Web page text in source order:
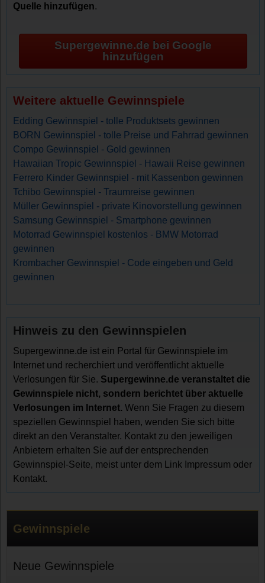
Quelle hinzufügen.
Supergewinne.de bei Google
hinzufügen
Weitere aktuelle Gewinnspiele
Edding Gewinnspiel - tolle Produktsets gewinnen
BORN Gewinnspiel - tolle Preise und Fahrrad gewinnen
Compo Gewinnspiel - Gold gewinnen
Hawaiian Tropic Gewinnspiel - Hawaii Reise gewinnen
Ferrero Kinder Gewinnspiel - mit Kassenbon gewinnen
Tchibo Gewinnspiel - Traumreise gewinnen
Müller Gewinnspiel - private Kinovorstellung gewinnen
Samsung Gewinnspiel - Smartphone gewinnen
Motorrad Gewinnspiel kostenlos - BMW Motorrad
gewinnen
Krombacher Gewinnspiel - Code eingeben und Geld
gewinnen
Hinweis zu den Gewinnspielen
Supergewinne.de ist ein Portal für Gewinnspiele im
Internet und recherchiert und veröffentlicht aktuelle
Verlosungen für Sie. Supergewinne.de veranstaltet die
Gewinnspiele nicht, sondern berichtet über aktuelle
Verlosungen im Internet. Wenn Sie Fragen zu diesem
speziellen Gewinnspiel haben, wenden Sie sich bitte
direkt an den Veranstalter. Kontakt zu den jeweiligen
Anbietern erhalten Sie auf der entsprechenden
Gewinnspiel-Seite, meist unter dem Link Impressum oder
Kontakt.
Gewinnspiele
Neue Gewinnspiele